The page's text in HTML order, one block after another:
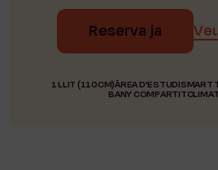
Reserva ja
1 LLIT (110CM)ÀREA D'ESTUDISMART
BANY COMPARTIT